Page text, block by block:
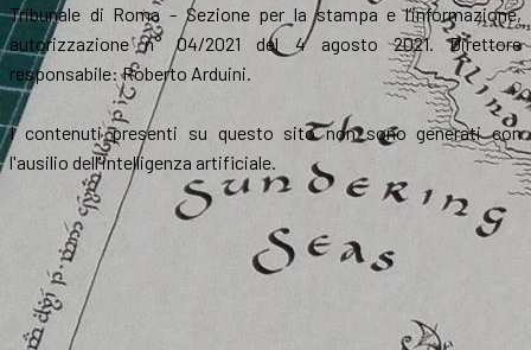
Tribunale di Roma - Sezione per la stampa e l’informazione,
autorizzazione n° 04/2021 del 4 agosto 2021. Direttore
responsabile: Roberto Arduini.
I contenuti presenti su questo sito non sono generati con
l'ausilio dell'intelligenza artificiale.